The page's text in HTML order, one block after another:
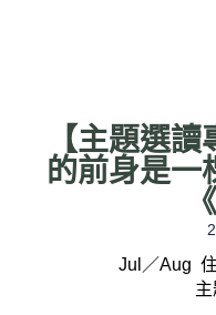
【主題選
的前身是
Jul／Aug